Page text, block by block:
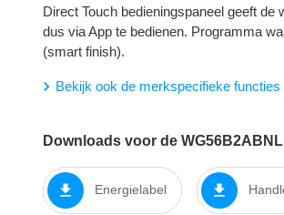
Direct Touch bedieningspaneel geeft
dus via App te bedienen. Programma
(smart finish).
Bekijk ook de merkspecifieke functies
Downloads voor de
Energielabel